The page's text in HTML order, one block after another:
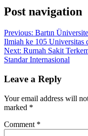
Post navigation
Previous: Bartın
Ilmiah ke 105 Universitas
Next: Rumah Sakit
Standar Internasional
Leave a Reply
Your email address will
marked *
Comment *